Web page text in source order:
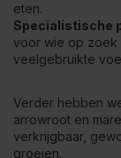
eten.
Specialistische
voor wie op zoek
veelgebruikte
Verder hebben
arrowroot en
verkrijgbaar,
groeien.